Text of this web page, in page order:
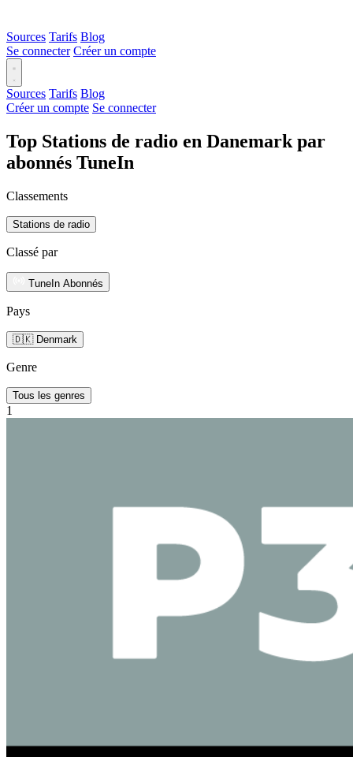
Sources Tarifs Blog
Se connecter Créer un compte
Sources Tarifs Blog
Créer un compte Se connecter
Top Stations de radio en Danemark par
abonnés TuneIn
Classements
Stations de radio
Classé par
TuneIn Abonnés
Pays
🇩🇰 Denmark
Genre
Tous les genres
1